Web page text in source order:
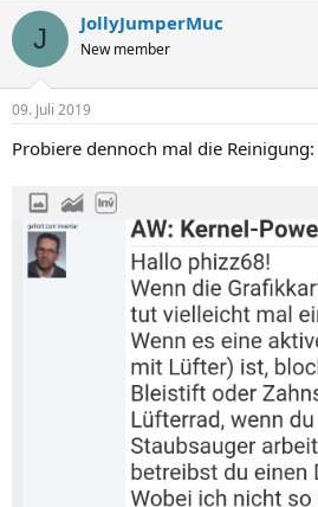
J JollyJumperMuc
New member
09. Juli 2019
Probiere dennoch mal die Reinigung: